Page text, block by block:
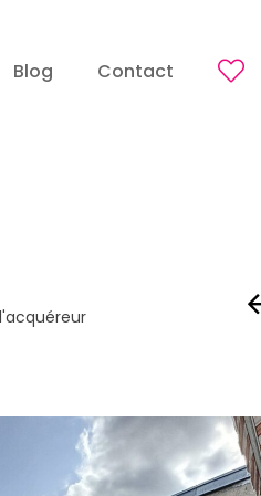
Blog Contact